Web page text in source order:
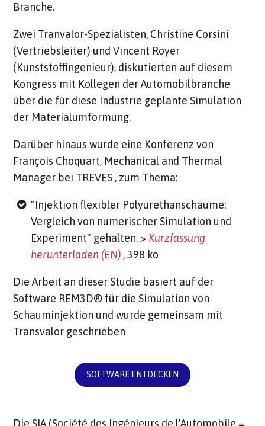
Branche.
Zwei Tranvalor-Spezialisten, Christine Corsini
(Vertriebsleiter) und Vincent Royer
(Kunststoffingenieur), diskutierten auf diesem
Kongress mit Kollegen der Automobilbranche
über die für diese Industrie geplante Simulation
der Materialumformung.
Darüber hinaus wurde eine Konferenz von
François Choquart, Mechanical and Thermal
Manager bei TREVES , zum Thema:
"Injektion flexibler Polyurethanschäume:
Vergleich von numerischer Simulation und
Experiment" gehalten.> Kurzfassung
herunterladen (EN) ,398 ko
Die Arbeit an dieser Studie basiert auf der
Software REM3D® für die Simulation von
Schauminjektion und wurde gemeinsam mit
Transvalor geschrieben
SOFTWARE ENTDECKEN